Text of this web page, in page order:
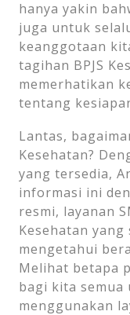
hanya yakin
juga untuk
keanggotaan
tagihan BPJS
memerhatikan
tentang
Lantas,
Kesehatan?
yang tersedia,
informasi ini
resmi, layanan
Kesehatan yang
mengetahui
Melihat betapa
bagi kita semua
menggunakan